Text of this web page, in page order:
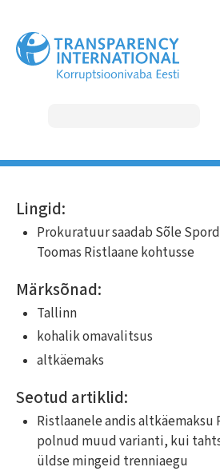
edasi
põhisisu
juurde
MAIN
NAVIGATION
Lingid:
Prokuratuur saadab Sõle
Toomas Ristlaane kohtusse
Märksõnad:
Tallinn
kohalik omavalitsus
altkäemaks
Seotud artiklid:
Ristlaanele andis altkäemaksu
polnud muud varianti, kui
üldse mingeid trenniaegu